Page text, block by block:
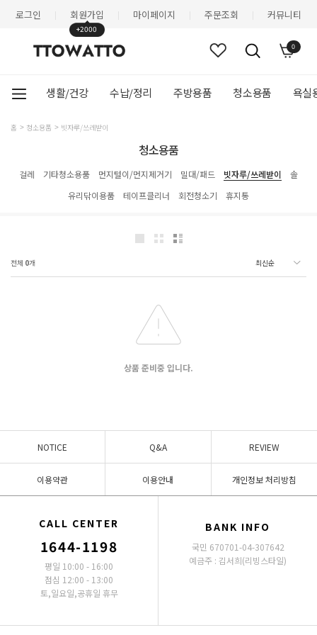
로그인 회원가입
+2000
마이페이지 주문조회 커뮤니티
0
생활/건강 수납/정리 주방용품 청소용품 욕실
홈 청소용품 빗자루/쓰레받이
청소용품
걸레 기타청소용품 먼지털이/먼지제거기 밀대/패드 빗자루/쓰레받이
솔
유리닦이용품
테이프클리너 회전청소기 휴지통
전체 0개
상품 준비중 입니다.
NOTICE Q&A REVIEW
이용약관 이용안내 개인정보 처리방침
CALL CENTER
1644-1198
평일 10:00 - 16:00
점심 12:00 - 13:00
토,일요일,공휴일 휴무
BANK INFO
국민 670701-04-307642
예금주 : 김서희(리빙스타일)